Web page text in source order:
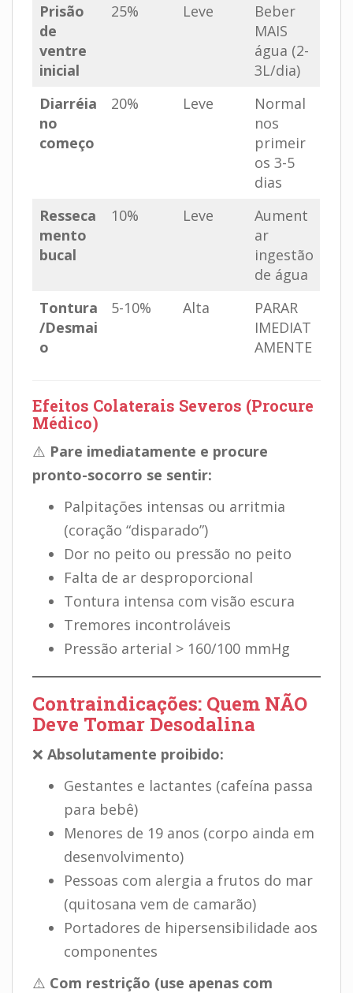
Prisão
de
ventre
inicial
25% Leve
Beber
MAIS
água (2-
3L/dia)
Diarréia
no
começo
20% Leve
Normal
nos
primeir
os 3-5
dias
Resseca
mento
bucal
10% Leve
Aument
ar
ingestão
de água
Tontura
/Desmai
o
5-10% Alta
PARAR
IMEDIAT
AMENTE
Efeitos Colaterais Severos (Procure
Médico)
⚠️ Pare imediatamente e procure
pronto-socorro se sentir:
Palpitações intensas ou arritmia
(coração “disparado”)
Dor no peito ou pressão no peito
Falta de ar desproporcional
Tontura intensa com visão escura
Tremores incontroláveis
Pressão arterial > 160/100 mmHg
Contraindicações: Quem NÃO
Deve Tomar Desodalina
❌ Absolutamente proibido:
Gestantes e lactantes (cafeína passa
para bebê)
Menores de 19 anos (corpo ainda em
desenvolvimento)
Pessoas com alergia a frutos do mar
(quitosana vem de camarão)
Portadores de hipersensibilidade aos
componentes
⚠️ Com restrição (use apenas com